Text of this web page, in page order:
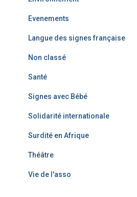
Evenements
Langue des signes française
Non classé
Santé
Signes avec Bébé
Solidarité internationale
Surdité en Afrique
Théâtre
Vie de l'asso